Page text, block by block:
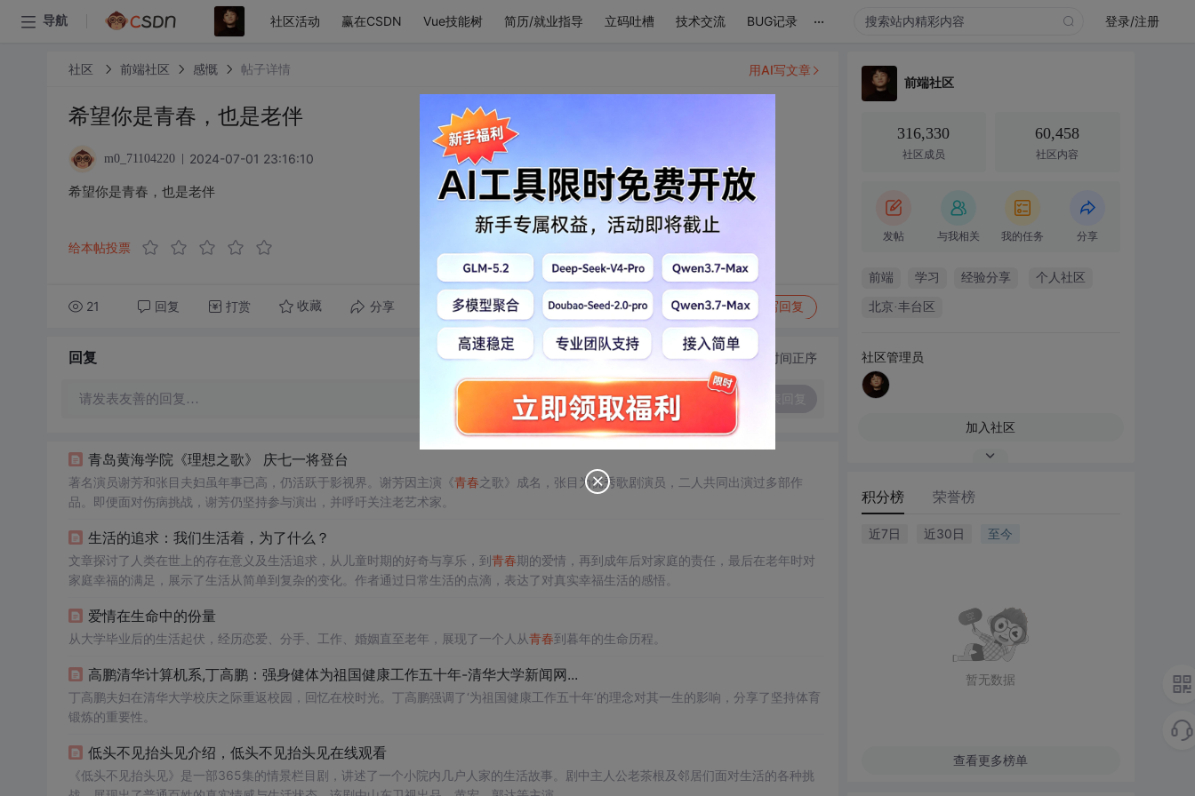
导航 社区活动 赢在CSDN Vue技能树 简历/就业指导 立码吐槽 技术交流 BUG记录 ... 登录/注册
社区 前端社区 感慨 帖子详情
希望你是青春，也是老伴
m0_71104220 2024-07-01 23:16:10
希望你是青春，也是老伴
给本帖投票
21 回复 打赏 收藏 分享 转发到动态 举报 写回复
用AI写文章
回复 切换为时间正序
请发表友善的回复…
青岛黄海学院《理想之歌》 庆七一将登台
著名演员谢芳和张目夫妇虽年事已高，仍活跃于影视界。谢芳因主演《青春之歌》成名，张目为优秀歌剧演员，二人共同出演过多部作
品。即便面对伤病挑战，谢芳仍坚持参与演出，并呼吁关注老艺术家。
生活的追求：我们生活着，为了什么？
文章探讨了人类在世上的存在意义及生活追求，从儿童时期的好奇与享乐，到青春期的爱情，再到成年后对家庭的责任，最后在老年时对
家庭幸福的满足，展示了生活从简单到复杂的变化。作者通过日常生活的点滴，表达了对真实幸福生活的感悟。
爱情在生命中的份量
从大学毕业后的生活起伏，经历恋爱、分手、工作、婚姻直至老年，展现了一个人从青春到暮年的生命历程。
高鹏清华计算机系,丁高鹏：强身健体为祖国健康工作五十年-清华大学新闻网...
丁高鹏夫妇在清华大学校庆之际重返校园，回忆在校时光。丁高鹏强调了‘为祖国健康工作五十年’的理念对其一生的影响，分享了坚持体育
锻炼的重要性。
低头不见抬头见介绍，低头不见抬头见在线观看
《低头不见抬头见》是一部365集的情景栏目剧，讲述了一个小院内几户人家的生活故事。剧中主人公老茶根及邻居们面对生活的各种挑
前端社区
316,330
社区成员
60,458
社区内容
发帖 与我相关 我的任务 分享
前端 学习 经验分享 个人社区
北京·丰台区
社区管理员
加入社区
积分榜 荣誉榜
近7日 近30日 至今
暂无数据
查看更多榜单